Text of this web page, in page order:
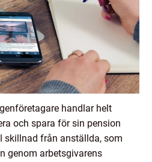
handlar helt
och spara för sin pension
skillnad från anställda, som
genom arbetsgivarens